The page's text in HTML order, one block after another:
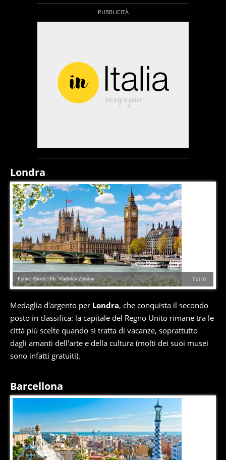
Londra
7di 10
Fonte: iStock | Ph. Vladislav Zolotov
Medaglia d'argento per Londra, che conquista il secondo
posto in classifica: la capitale del Regno Unito rimane tra le
città più scelte quando si tratta di vacanze, soprattutto
dagli amanti dell'arte e della cultura (molti dei suoi musei
sono infatti gratuiti).
Barcellona